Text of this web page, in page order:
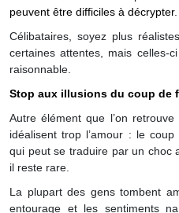
peuvent être difficiles à décrypter.
Célibataires, soyez plus
certaines attentes, mais celles-
raisonnable.
Stop aux illusions du coup de
Autre élément que l’on
idéalisent trop l’amour : le
qui peut se traduire par un choc
il reste rare.
La plupart des gens tombent
entourage et les sentiments